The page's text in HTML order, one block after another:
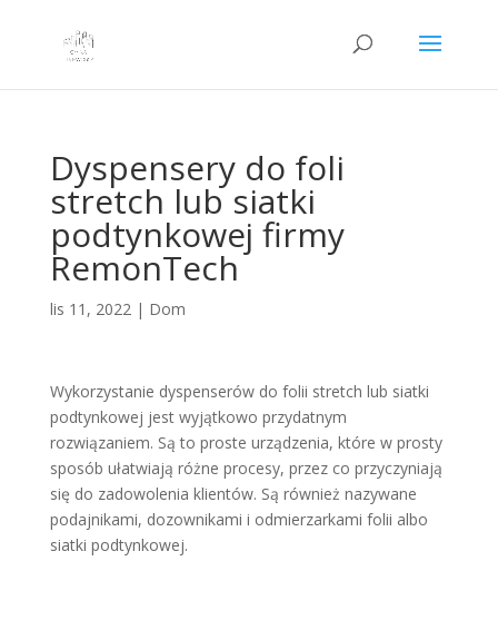
Dyspensery do foli
stretch lub siatki
podtynkowej firmy
RemonTech
lis 11, 2022| Dom
Wykorzystanie dyspenserów do folii stretch lub siatki
podtynkowej jest wyjątkowo przydatnym
rozwiązaniem. Są to proste urządzenia, które w prosty
sposób ułatwiają różne procesy, przez co przyczyniają
się do zadowolenia klientów. Są również nazywane
podajnikami, dozownikami i odmierzarkami folii albo
siatki podtynkowej.